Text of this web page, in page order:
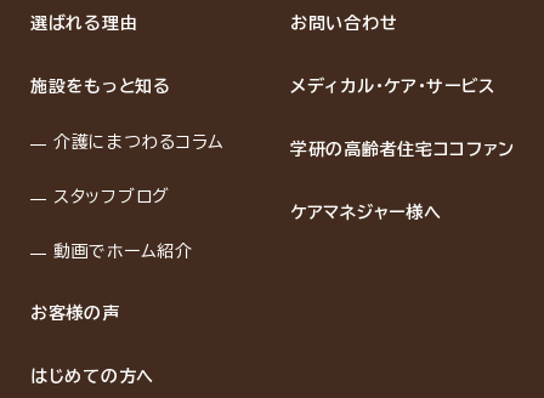
選ばれる理由
施設をもっと知る
介護にまつわるコラム
スタッフブログ
動画でホーム紹介
お客様の声
はじめての方へ
お問い合わせ
メディカル・ケア・サービス
学研の高齢者住宅ココファン
ケアマネジャー様へ